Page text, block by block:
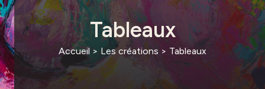
Tableaux
Accueil > Les créations > Tableaux